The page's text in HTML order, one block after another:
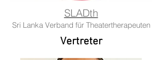
SLADth
Sri Lanka Verband für Theatertherapeuten
Vertreter